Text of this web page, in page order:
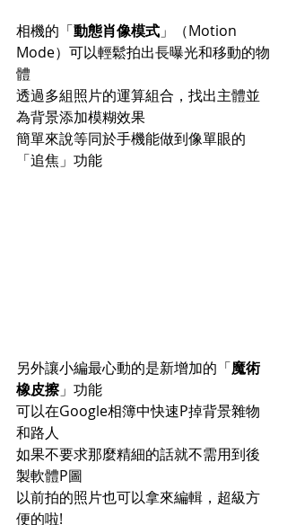
相機的「動態肖像模式 」（Motion
Mode）可以輕鬆拍出長曝光和移動的物
體
透過多組照片的運算組合，找出主體並
為背景添加模糊效果
簡單來說等同於手機能做到像單眼的
「追焦」功能
另外讓小編最心動的是新增加的「魔術
橡皮擦」功能
可以在Google相簿中快速P掉背景雜物
和路人
如果不要求那麼精細的話就不需用到後
製軟體P圖
以前拍的照片也可以拿來編輯，超級方
便的啦!